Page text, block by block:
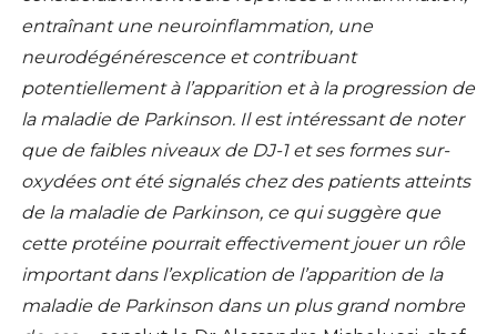
entraînant une neuroinflammation, une
neurodégénérescence et contribuant
potentiellement à l’apparition et à la progression de
la maladie de Parkinson. Il est intéressant de noter
que de faibles niveaux de DJ-1 et ses formes sur-
oxydées ont été signalés chez des patients atteints
de la maladie de Parkinson, ce qui suggère que
cette protéine pourrait effectivement jouer un rôle
important dans l’explication de l’apparition de la
maladie de Parkinson dans un plus grand nombre